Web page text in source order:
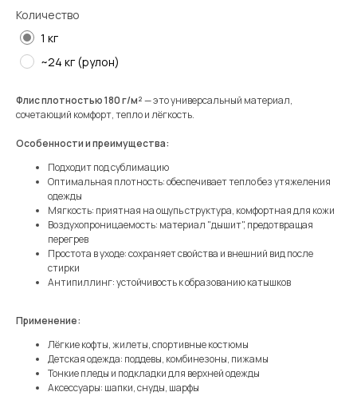
Количество
1 кг
~24 кг (рулон)
Флис плотностью 180 г/м²— это универсальный материал,
сочетающий комфорт, тепло и лёгкость.
Особенности и преимущества:
Подходит под сублимацию
Оптимальная плотность: обеспечивает тепло без утяжеления
одежды
Мягкость: приятная на ощупь структура, комфортная для кожи
Воздухопроницаемость: материал "дышит", предотвращая
перегрев
Простота в уходе: сохраняет свойства и внешний вид после
стирки
Антипиллинг: устойчивость к образованию катышков
Применение:
Лёгкие кофты, жилеты, спортивные костюмы
Детская одежда: поддевы, комбинезоны, пижамы
Тонкие пледы и подкладки для верхней одежды
Аксессуары: шапки, снуды, шарфы